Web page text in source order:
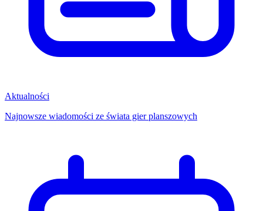
Aktualności
Najnowsze wiadomości ze świata gier planszowych